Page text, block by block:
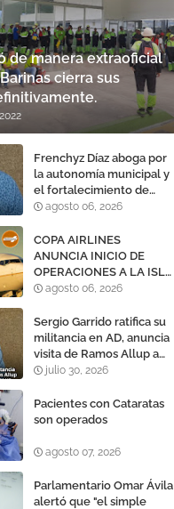
de manera extraoficial
Barinas cierra sus
Frenchyz Díaz aboga por
la autonomía municipal y
el fortalecimiento de
servicios públicos
agosto 06, 2026
COPA AIRLINES
ANUNCIA INICIO DE
OPERACIONES A LA ISLA
DE MARGARITA,
agosto 06, 2026
Sergio Garrido ratifica su
militancia en AD, anuncia
visita de Ramos Allup a
Barinas y llama a
cauteloso»
julio 30, 2026
Pacientes con Cataratas
son operados
agosto 07, 2026
Parlamentario Omar Ávila
alertó que "el simple